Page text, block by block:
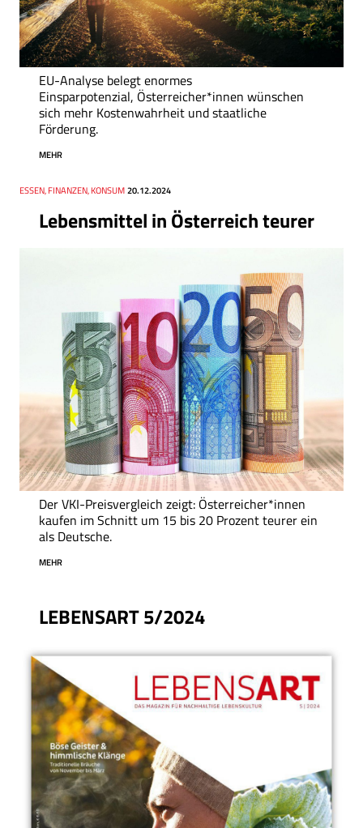
EU-Analyse belegt enormes
Einsparpotenzial, Österreicher*innen wünschen
sich mehr Kostenwahrheit und staatliche
Förderung.
MEHR
Lebensmittel in Österreich teurer
Thema
ESSEN, FINANZEN, KONSUM
Datum 20.12.2024
Der VKI-Preisvergleich zeigt: Österreicher*innen
kaufen im Schnitt um 15 bis 20 Prozent teurer ein
als Deutsche.
MEHR
LEBENSART 5/2024